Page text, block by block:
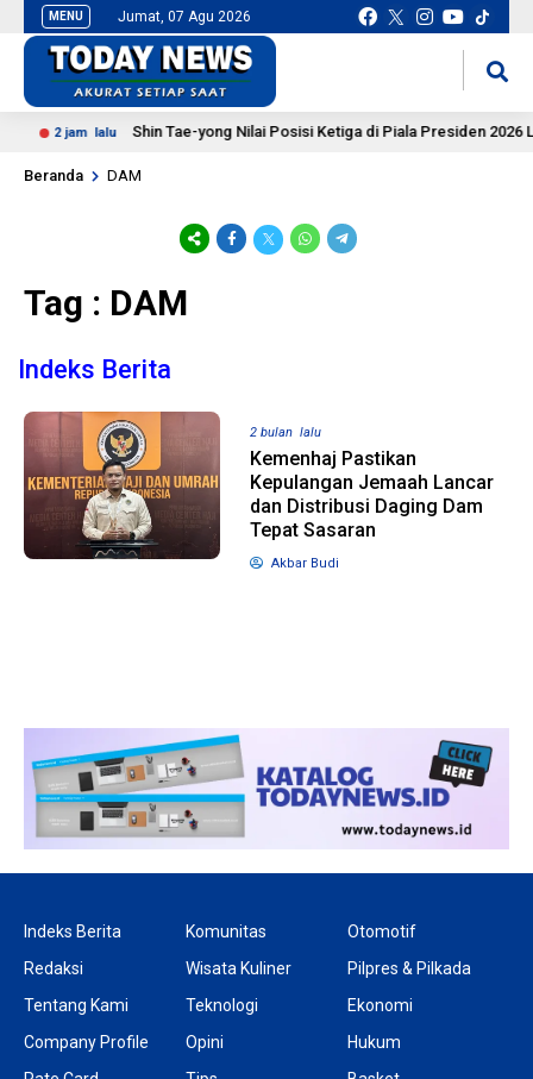
MENU Jumat, 07 Agu 2026
2 jam lalu Shin Tae-yong Nilai Posisi Ketiga di Piala Presiden 2026
Beranda DAM
Tag : DAM
Indeks Berita
2 bulan lalu
Kemenhaj Pastikan
Kepulangan Jemaah Lancar
dan Distribusi Daging Dam
Tepat Sasaran
Akbar Budi
Indeks Berita
Redaksi
Tentang Kami
Company Profile
Komunitas
Wisata Kuliner
Teknologi
Opini
Otomotif
Pilpres & Pilkada
Ekonomi
Hukum